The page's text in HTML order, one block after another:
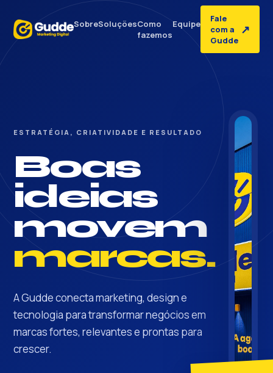
SobreSoluçõesComo
fazemos
Equipe
Fale
com a
Gudde
↗
ESTRATÉGIA, CRIATIVIDADE E RESULTADO
Boas
ideias
movem
marcas.
A Gudde conecta marketing, design e
tecnologia para transformar negócios em
marcas fortes, relevantes e prontas para
crescer.